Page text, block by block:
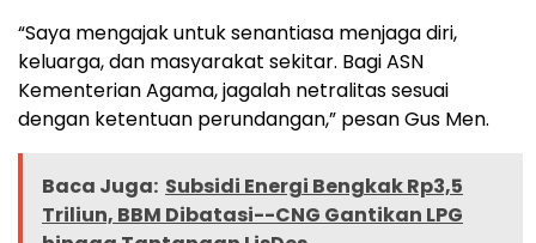
“Saya mengajak untuk senantiasa menjaga diri,
keluarga, dan masyarakat sekitar. Bagi ASN
Kementerian Agama, jagalah netralitas sesuai
dengan ketentuan perundangan,” pesan Gus Men.
Baca Juga: Subsidi Energi Bengkak Rp3,5
Triliun, BBM Dibatasi--CNG Gantikan LPG